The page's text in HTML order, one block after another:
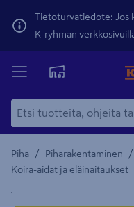
Tietoturvatiedote: Jos
K-ryhmän
Piha / Piharakentaminen /
Koira-aidat ja eläinaitaukset
Yksityiskohtainen